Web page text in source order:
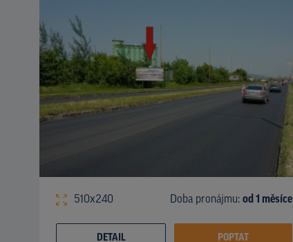
510x240 Doba pronájmu: od 1 měsíce
DETAIL POPTAT